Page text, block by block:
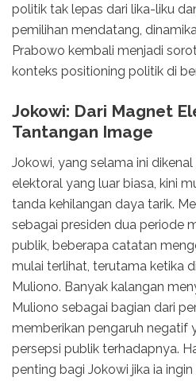
politik tak lepas dari lika-liku
pemilihan mendatang,
Prabowo kembali menjadi
konteks positioning politik di
Jokowi: Dari Magnet
Tantangan Image
Jokowi, yang selama ini
elektoral yang luar biasa, kini
tanda kehilangan daya tarik.
sebagai presiden dua periode
publik, beberapa catatan
mulai terlihat, terutama ketika
Muliono. Banyak kalangan
Muliono sebagai bagian dari
memberikan pengaruh negatif
persepsi publik terhadapnya.
penting bagi Jokowi jika ia